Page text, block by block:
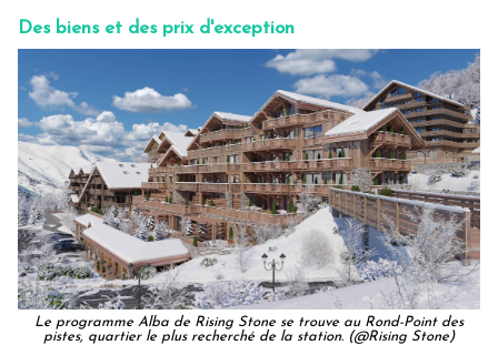
Des biens et des prix d'exception
Le programme Alba de Rising Stone se trouve au Rond-Point des
pistes, quartier le plus recherché de la station. (@Rising Stone)